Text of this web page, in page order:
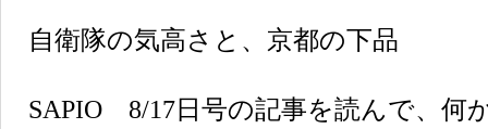
自衛隊の気高さと、京都の下品
SAPIO 8/17日号の記事を読んで、何